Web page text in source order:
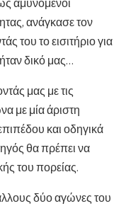
αμυνόμενοι
ανάγκασε τον
του το εισιτήριο για
δικό μας…
μας με τις
με μία άριστη
και οδηγικά
θα πρέπει να
του πορείας.
δύο αγώνες του